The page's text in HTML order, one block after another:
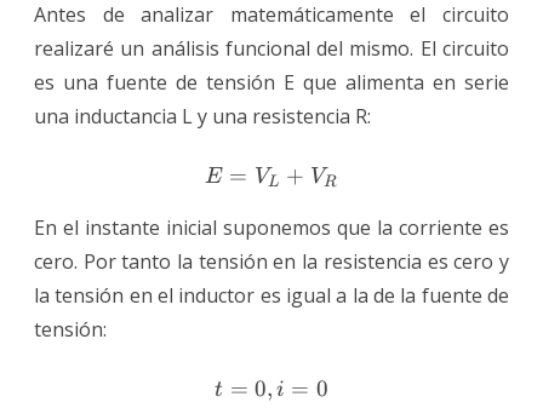
Antes de analizar matemáticamente el circuito
realizaré un análisis funcional del mismo. El circuito
es una fuente de tensión E que alimenta en serie
una inductancia L y una resistencia R:
E = V_L + V_R
E = VL + VR
En el instante inicial suponemos que la corriente es
cero. Por tanto la tensión en la resistencia es cero y
la tensión en el inductor es igual a la de la fuente de
tensión:
t = 0, i = 0\\
t = 0, i = 0